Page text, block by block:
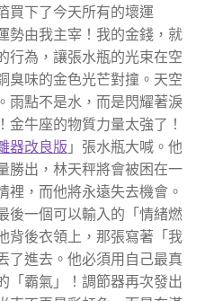
買下了今天所有的壞運
勢由我主宰！我的金錢，就
行為，讓張水瓶的光束在空
臭味的金色光芒對撞。天空
雨點不是水，而是閃耀著淚
金牛座的物質力量太強了！
器改良版 」張水瓶大喊。他
勝出，林天秤將會被困在一
裡，而他將永遠失去機會。
後一個可以輸入的「情緒燃
背後衣領上，那張寫著「我
了進去。他必須用自己最真
「霸氣」！調節器再次發出